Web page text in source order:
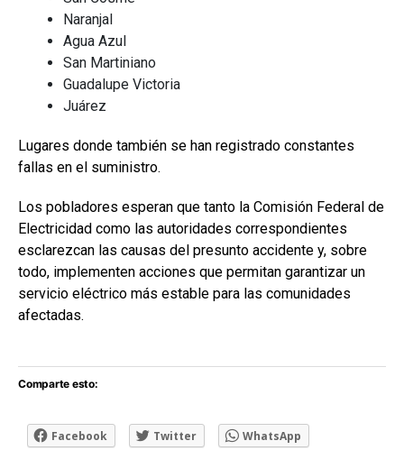
Naranjal
Agua Azul
San Martiniano
Guadalupe Victoria
Juárez
Lugares donde también se han registrado constantes
fallas en el suministro.
Los pobladores esperan que tanto la Comisión Federal de
Electricidad como las autoridades correspondientes
esclarezcan las causas del presunto accidente y, sobre
todo, implementen acciones que permitan garantizar un
servicio eléctrico más estable para las comunidades
afectadas.
Comparte esto:
Facebook Twitter WhatsApp